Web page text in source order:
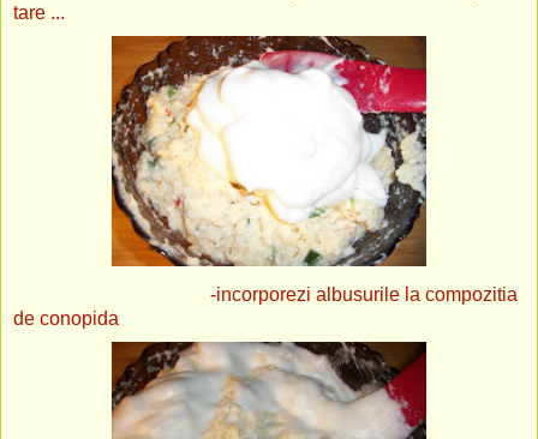
tare ...
-incorporezi albusurile la compozitia
de conopida